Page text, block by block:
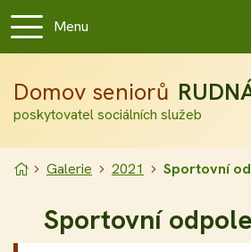
Menu
Domov seniorů
poskytovatel sociálních služeb
Úvodní stránka
Galerie 2021 Sportovní
Sportovní